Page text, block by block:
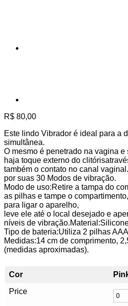
R$ 80,00
Este lindo Vibrador é ideal para a
simultânea.
O mesmo é penetrado na vagina e
haja toque externo do
também o contato no canal
por suas 30 Modos de vibração.
Modo de uso:Retire a tampa do
as pilhas e tampe o
para ligar o aparelho,
leve ele até o local desejado e
níveis de
Tipo de bateria:Utiliza 2 pilhas
Medidas:14 cm de comprimento,
(medidas aproximadas).
Cor
Price